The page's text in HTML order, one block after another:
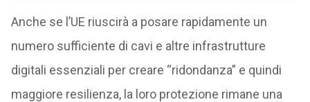
Anche se l’UE riuscirà a posare rapidamente un
numero sufficiente di cavi e altre infrastrutture
digitali essenziali per creare “ridondanza” e quindi
maggiore resilienza, la loro protezione rimane una